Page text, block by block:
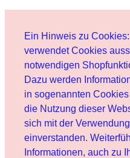
Ein Hinweis zu
verwendet Cookies
notwendigen
Dazu werden
in sogenannten
die Nutzung dieser
sich mit der
einverstanden.
Informationen, auch zu
Benutzer